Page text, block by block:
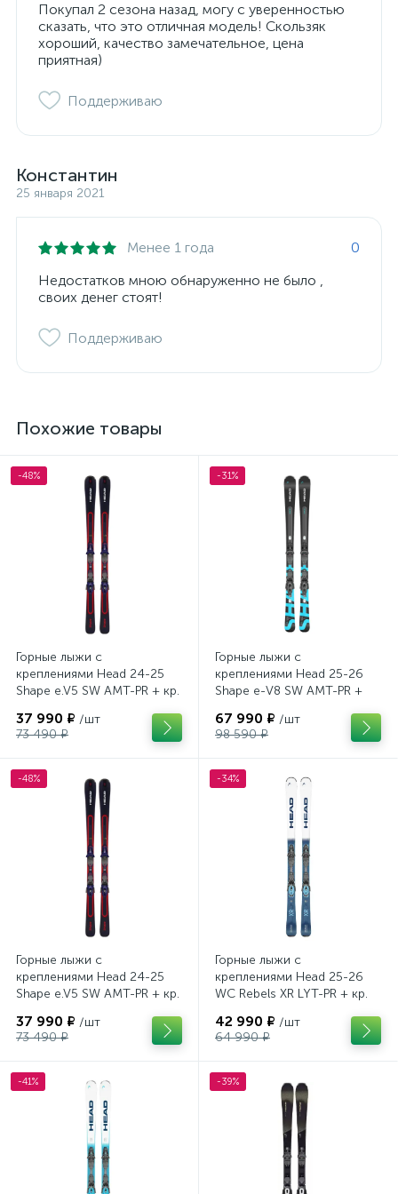
Покупал 2 сезона назад, могу с уверенностью
сказать, что это отличная модель! Скользяк
хороший, качество замечательное, цена
приятная)
Поддерживаю
Константин
25 января 2021
Менее 1 года
0
Недостатков мною обнаруженно не было ,
своих денег стоят!
Поддерживаю
Похожие товары
-48%
Горные лыжи с
креплениями Head 24-25
Shape e.V5 SW AMT-PR + кр.
37 990 ₽ /шт
73 490 ₽
-31%
Горные лыжи с
креплениями Head 25-26
Shape e-V8 SW AMT-PR +
67 990 ₽ /шт
98 590 ₽
-48%
Горные лыжи с
креплениями Head 24-25
Shape e.V5 SW AMT-PR + кр.
37 990 ₽ /шт
73 490 ₽
-34%
Горные лыжи с
креплениями Head 25-26
WC Rebels XR LYT-PR + кр.
42 990 ₽ /шт
64 990 ₽
-41% -39%